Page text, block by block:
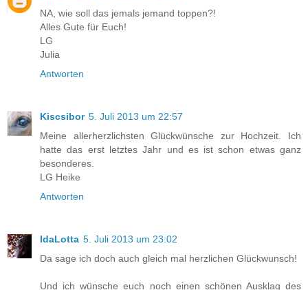
NA, wie soll das jemals jemand toppen?!
Alles Gute für Euch!
LG
Julia
Antworten
Kiscsibor 5. Juli 2013 um 22:57
Meine allerherzlichsten Glückwünsche zur Hochzeit. Ich
hatte das erst letztes Jahr und es ist schon etwas ganz
besonderes.
LG Heike
Antworten
IdaLotta 5. Juli 2013 um 23:02
Da sage ich doch auch gleich mal herzlichen Glückwunsch!
Und ich wünsche euch noch einen schönen Ausklag des